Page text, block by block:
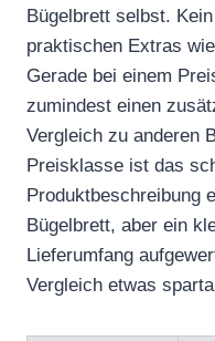
Bügelbrett selbst.
praktischen Extras
Gerade bei einem
zumindest einen
Vergleich zu anderen
Preisklasse ist das
Produktbeschreibung
Bügelbrett, aber ein
Lieferumfang
Vergleich etwas